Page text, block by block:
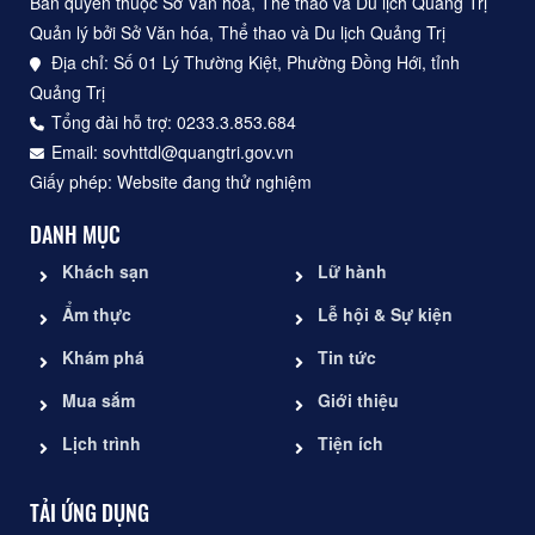
Quản lý bởi Sở Văn hóa, Thể thao và Du lịch Quảng Trị
Địa chỉ: Số 01 Lý Thường Kiệt, Phường Đồng Hới, tỉnh
Quảng Trị
Tổng đài hỗ trợ: 0233.3.853.684
Email: sovhttdl@quangtri.gov.vn
Giấy phép: Website đang thử nghiệm
DANH MỤC
Khách sạn
Ẩm thực
Khám phá
Mua sắm
Lịch trình
Lữ hành
Lễ hội & Sự kiện
Tin tức
Giới thiệu
Tiện ích
TẢI ỨNG DỤNG